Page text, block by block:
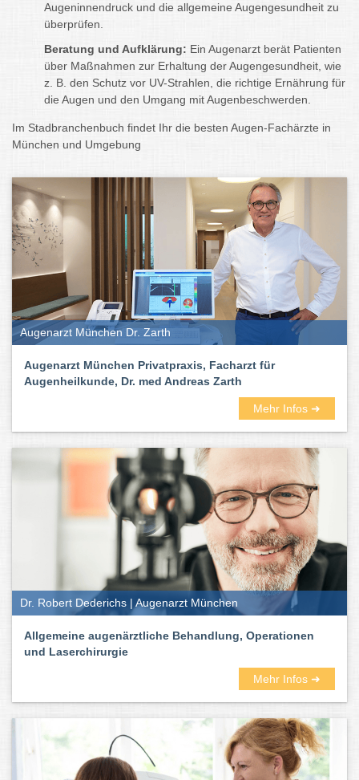
Augeninnendruck und die allgemeine Augengesundheit zu
überprüfen.
Beratung und Aufklärung: Ein Augenarzt berät Patienten
über Maßnahmen zur Erhaltung der Augengesundheit, wie
z. B. den Schutz vor UV-Strahlen, die richtige Ernährung für
die Augen und den Umgang mit Augenbeschwerden.
Im Stadbranchenbuch findet Ihr die besten Augen-Fachärzte in
München und Umgebung
Augenarzt München Dr. Zarth
Augenarzt München Privatpraxis, Facharzt für
Augenheilkunde, Dr. med Andreas Zarth
Mehr Infos ➜
Dr. Robert Dederichs | Augenarzt München
Allgemeine augenärztliche Behandlung, Operationen
und Laserchirurgie
Mehr Infos ➜